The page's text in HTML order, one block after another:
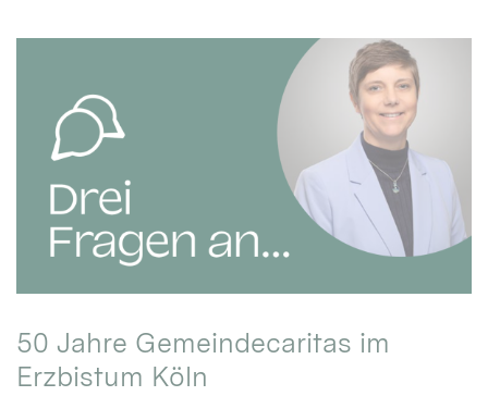
50 Jahre Gemeindecaritas im
Erzbistum Köln